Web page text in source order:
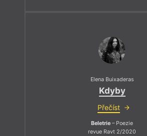
Elena Buixaderas
Kdyby
Přečíst
Beletrie – Poezie
revue Ravt 2/2020